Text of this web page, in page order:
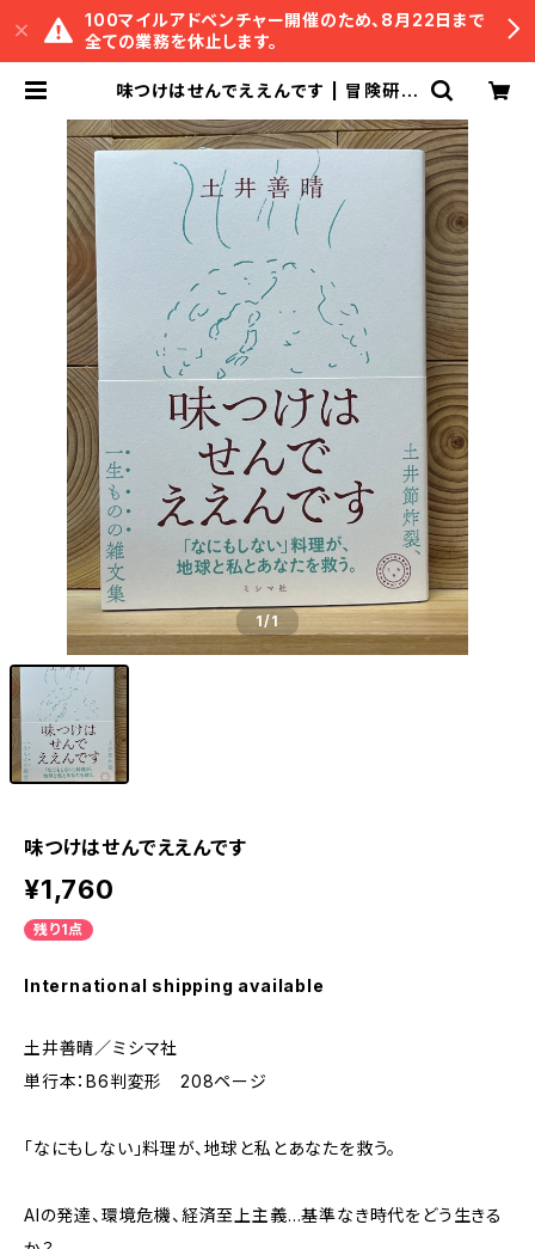
100マイルアドベンチャー開催のため、8月22日まで
全ての業務を休止します。
味つけはせんでええんです | 冒険研究
1/1
味つけはせんでええんです
¥1,760
残り1点
International shipping available
土井善晴／ミシマ社
単行本：B6判変形 208ページ
「なにもしない」料理が、地球と私とあなたを救う。
AIの発達、環境危機、経済至上主義…基準なき時代をどう生きる